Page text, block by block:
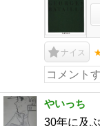
ナイス
やいっち
30年に及